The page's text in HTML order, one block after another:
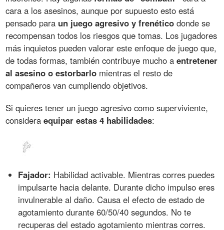
cara a los asesinos, aunque por supuesto esto está
pensado para un juego agresivo y frenético donde se
recompensan todos los riesgos que tomas. Los jugadores
más inquietos pueden valorar este enfoque de juego que,
de todas formas, también contribuye mucho aentretener
al asesino o estorbarlo mientras el resto de
compañeros van cumpliendo objetivos.
Si quieres tener un juego agresivo como superviviente,
consideraequipar estas 4 habilidades:
Fajador: Habilidad activable. Mientras corres puedes
impulsarte hacia delante. Durante dicho impulso eres
invulnerable al daño. Causa el efecto de estado de
agotamiento durante 60/50/40 segundos. No te
recuperas del estado agotamiento mientras corres.